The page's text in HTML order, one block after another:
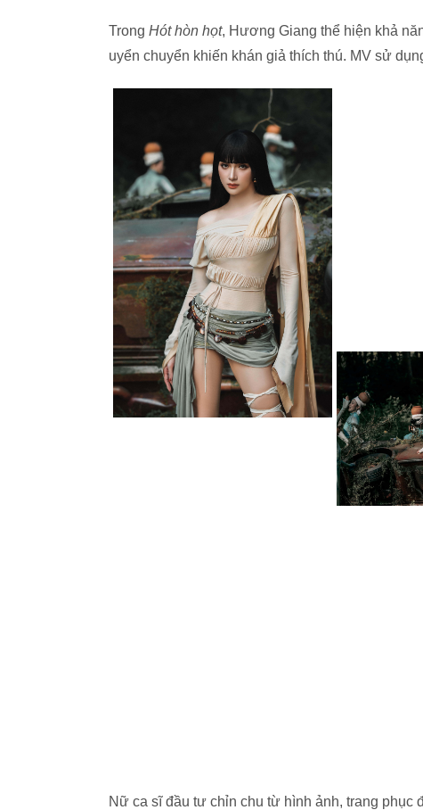
Trong Hót hòn họt, Hương Giang thể hiện khả
uyển chuyển khiến khán giả thích thú. MV sử
Nữ ca sĩ đầu tư chỉn chu từ hình ảnh, trang phục